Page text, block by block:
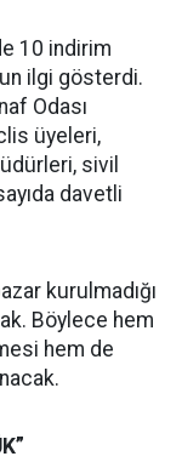
10 indirim
ilgi gösterdi.
Odası
üyeleri,
sivil
davetli
kurulmadığı
Böylece hem
hem de